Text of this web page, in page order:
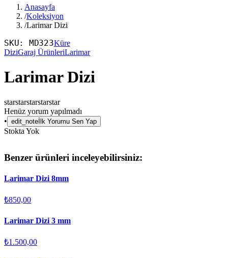
Anasayfa
/Koleksiyon
/Larimar Dizi
SKU: MD323Küre
DiziGaraj ÜrünleriLarimar
Larimar Dizi
starstarstarstarstar
Henüz yorum yapılmadı
• edit_note İlk Yorumu Sen Yap
Stokta Yok
Benzer ürünleri inceleyebilirsiniz:
Larimar Dizi 8mm
₺850,00
Larimar Dizi 3 mm
₺1.500,00